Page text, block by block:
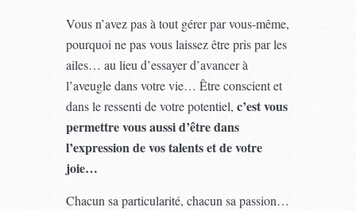
Vous n’avez pas à tout gérer par vous-même,
pourquoi ne pas vous laissez être pris par les
ailes… au lieu d’essayer d’avancer à
l’aveugle dans votre vie… Être conscient et
dans le ressenti de votre potentiel, c’est vous
permettre vous aussi d’être dans
l’expression de vos talents et de votre
joie…
Chacun sa particularité, chacun sa passion…